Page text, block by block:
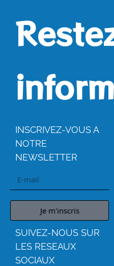
INSCRIVEZ-VOUS A
NOTRE
NEWSLETTER
Je m'inscris
SUIVEZ-NOUS SUR
LES RESEAUX
SOCIAUX